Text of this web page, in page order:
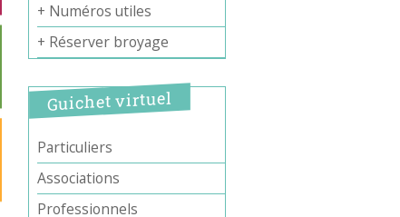
+ Numéros utiles
+ Réserver broyage
Guichet virtuel
Particuliers
Associations
Professionnels